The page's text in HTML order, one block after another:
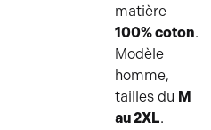
matière
100% coton.
Modèle
homme,
tailles du M
au 2XL.